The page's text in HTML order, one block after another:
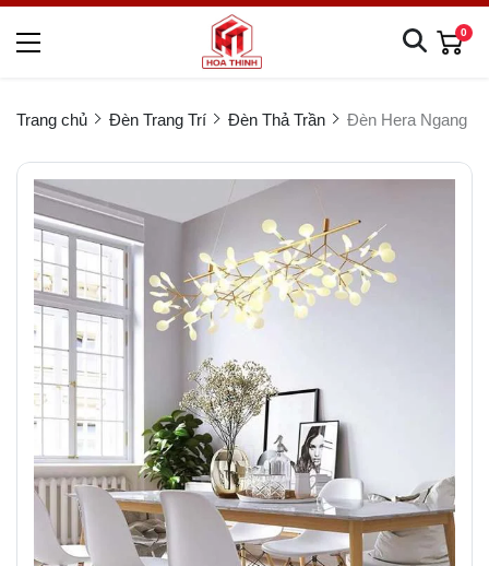
0
Trang chủ Đèn Trang Trí Đèn Thả Trần Đèn Hera Ngang